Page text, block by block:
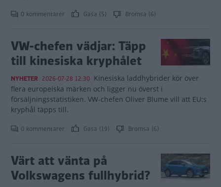
0 kommentarer Gasa (5) Bromsa (6)
VW-chefen vädjar: Täpp
till kinesiska kryphålet
NYHETER 2026-07-28 12:30 Kinesiska laddhybrider kör över
flera europeiska märken och ligger nu överst i
försäljningsstatistiken. VW-chefen Oliver Blume vill att EU:s
kryphål täpps till.
0 kommentarer Gasa (19) Bromsa (6)
Värt att vänta på
Volkswagens fullhybrid?